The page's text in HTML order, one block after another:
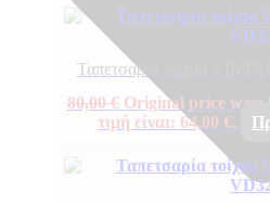
Ταπετσαρία τοίχου
80,00€ Original price was:
τιμή είναι: 64,00 €.